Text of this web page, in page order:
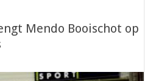
Mendo Booischot op